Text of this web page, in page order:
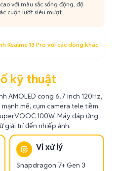
với màu sắc sống động, độ
cuộn lướt siêu mượt.
Realme 13 Pro với các dòng khác
kỹ thuật
AMOLED cong 6.7 inch 120Hz,
mẽ, cụm camera tele tiềm
100W. Máy đáp ứng
giải trí đến nhiếp ảnh.
Vi xử lý
Snapdragon 7+ Gen 3